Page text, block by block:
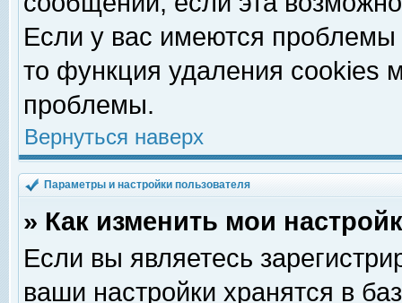
Если у вас имеются
то функция удаления cookies
проблемы.
Вернуться наверх
Параметры и настройки пользователя
» Как изменить мои
Если вы являетесь
ваши настройки хранятся в